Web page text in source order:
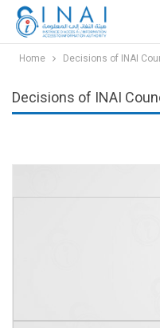
Home Decisions of INAI
Decisions of INAI